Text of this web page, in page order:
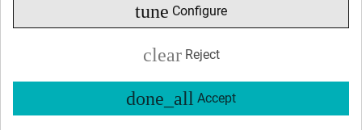
tune Configure
clear Reject
done_all Accept